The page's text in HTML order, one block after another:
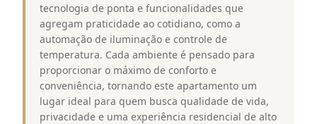
tecnologia de ponta e funcionalidades que
agregam praticidade ao cotidiano, como a
automação de iluminação e controle de
temperatura. Cada ambiente é pensado para
proporcionar o máximo de conforto e
conveniência, tornando este apartamento um
lugar ideal para quem busca qualidade de vida,
privacidade e uma experiência residencial de alto